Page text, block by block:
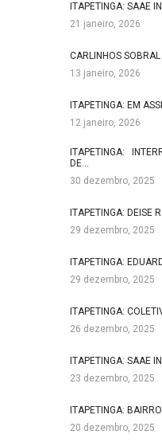
ITAPETINGA: SAAE
21 janeiro, 2026
CARLINHOS
13 janeiro, 2026
ITAPETINGA: EM
12 janeiro, 2026
ITAPETINGA:
DE…
30 dezembro, 2025
ITAPETINGA: DEISE
29 dezembro, 2025
ITAPETINGA:
29 dezembro, 2025
ITAPETINGA:
26 dezembro, 2025
ITAPETINGA: SAAE
23 dezembro, 2025
ITAPETINGA:
20 dezembro, 2025